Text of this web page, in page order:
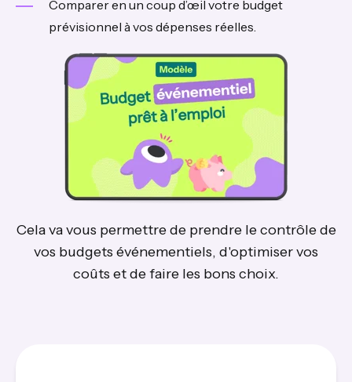
Comparer en un coup d’œil votre budget
prévisionnel à vos dépenses réelles.
Cela va vous permettre de prendre le contrôle de
vos budgets événementiels, d'optimiser vos
coûts et de faire les bons choix.